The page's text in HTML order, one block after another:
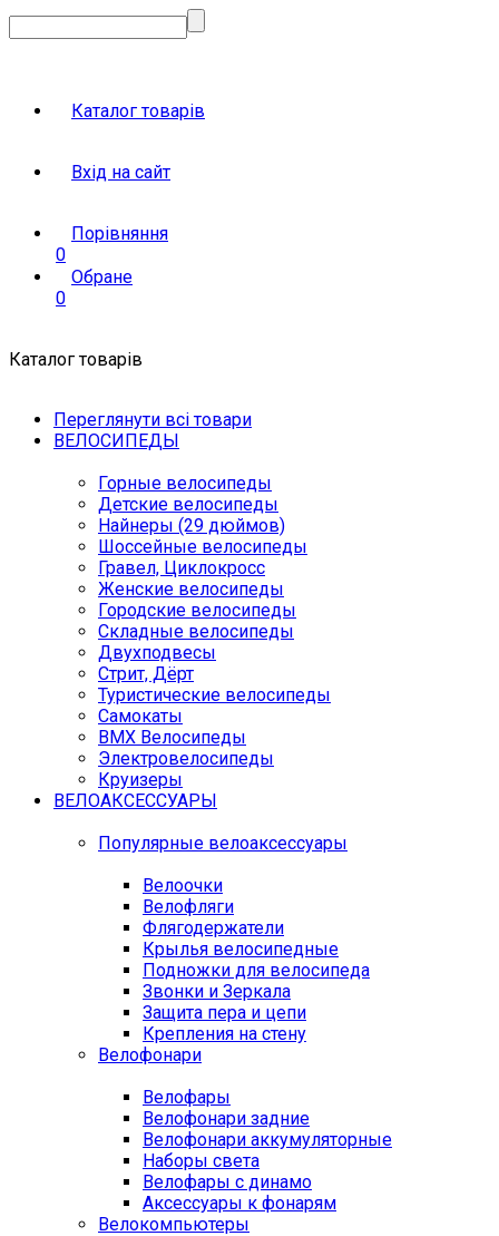
Каталог товарів
Вхід на сайт
Порівняння
0
Обране
0
Каталог товарів
Переглянути всі товари
ВЕЛОСИПЕДЫ
Горные велосипеды
Детские велосипеды
Найнеры (29 дюймов)
Шоссейные велосипеды
Гравел, Циклокросс
Женские велосипеды
Городcкие велосипеды
Складные велосипеды
Двухподвесы
Стрит, Дёрт
Туристические велосипеды
Самокаты
BMX Велосипеды
Электровелосипеды
Круизеры
ВЕЛОАКСЕССУАРЫ
Популярные велоаксессуары
Велоочки
Велофляги
Флягодержатели
Крылья велосипедные
Подножки для велосипеда
Звонки и Зеркала
Защита пера и цепи
Крепления на стену
Велофонари
Велофары
Велофонари задние
Велофонари аккумуляторные
Наборы света
Велофары с динамо
Аксессуары к фонарям
Велокомпьютеры